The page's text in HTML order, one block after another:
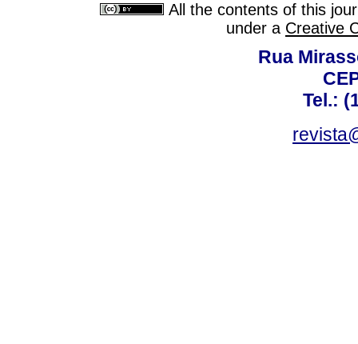
All the contents of this
under a Creative
Rua
Tel.: